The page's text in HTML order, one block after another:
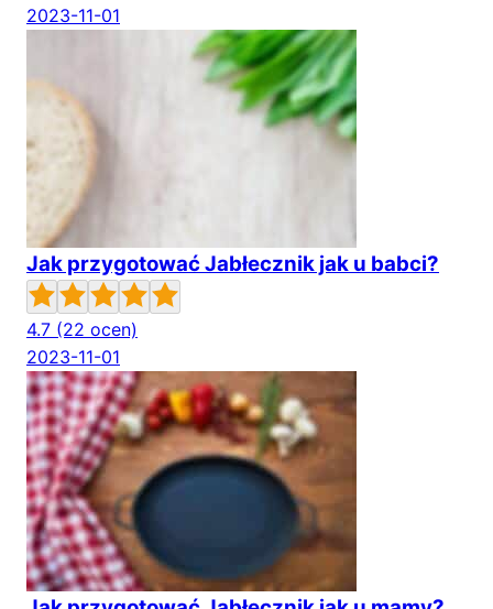
2023-11-01
Jak przygotować Jabłecznik jak u babci?
4.7 (22 ocen)
2023-11-01